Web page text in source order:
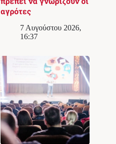
αγρότες
7 Αυγούστου 2026,
16:37